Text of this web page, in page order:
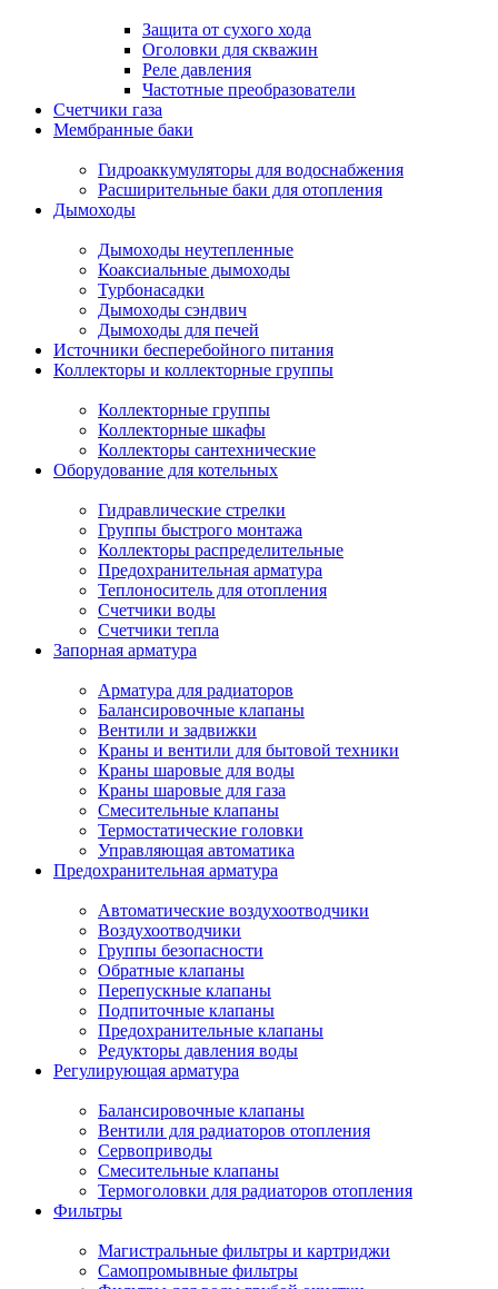
Защита от сухого хода
Оголовки для скважин
Реле давления
Частотные преобразователи
Счетчики газа
Мембранные баки
Гидроаккумуляторы для водоснабжения
Расширительные баки для отопления
Дымоходы
Дымоходы неутепленные
Коаксиальные дымоходы
Турбонасадки
Дымоходы сэндвич
Дымоходы для печей
Источники бесперебойного питания
Коллекторы и коллекторные группы
Коллекторные группы
Коллекторные шкафы
Коллекторы сантехнические
Оборудование для котельных
Гидравлические стрелки
Группы быстрого монтажа
Коллекторы распределительные
Предохранительная арматура
Теплоноситель для отопления
Счетчики воды
Счетчики тепла
Запорная арматура
Арматура для радиаторов
Балансировочные клапаны
Вентили и задвижки
Краны и вентили для бытовой техники
Краны шаровые для воды
Краны шаровые для газа
Смесительные клапаны
Термостатические головки
Управляющая автоматика
Предохранительная арматура
Автоматические воздухоотводчики
Воздухоотводчики
Группы безопасности
Обратные клапаны
Перепускные клапаны
Подпиточные клапаны
Предохранительные клапаны
Редукторы давления воды
Регулирующая арматура
Балансировочные клапаны
Вентили для радиаторов отопления
Сервоприводы
Смесительные клапаны
Термоголовки для радиаторов отопления
Фильтры
Магистральные фильтры и картриджи
Самопромывные фильтры